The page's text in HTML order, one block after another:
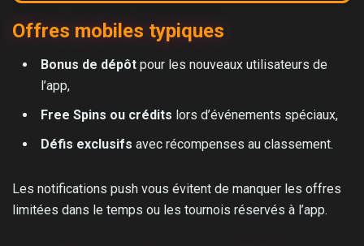
Offres mobiles typiques
Bonus de dépôt pour les nouveaux utilisateurs de
l’app,
Free Spins ou crédits lors d’événements spéciaux,
Défis exclusifs avec récompenses au classement.
Les notifications push vous évitent de manquer les offres
limitées dans le temps ou les tournois réservés à l’app.